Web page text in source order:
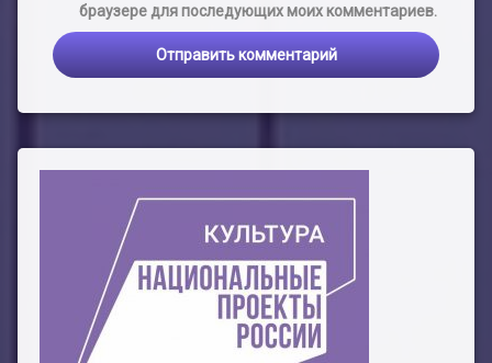
браузере для последующих моих комментариев.